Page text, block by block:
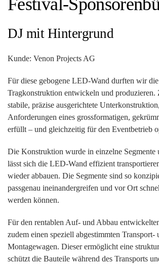
Festival-
DJ mit Hintergrund
Kunde: Venon Projects AG
Für diese gebogene LED-Wand durften wir
Tragkonstruktion entwickeln und produzieren.
stabile, präzise ausgerichtete
Anforderungen eines grossformatigen,
erfüllt – und gleichzeitig für den Eventbetrieb
Die Konstruktion wurde in einzelne Segmente
lässt sich die LED-Wand effizient
wieder abbauen. Die Segmente sind so
passgenau ineinandergreifen und vor Ort
werden können.
Für den rentablen Auf- und Abbau
zudem einen speziell abgestimmten Transport-
Montagewagen. Dieser ermöglicht eine
schützt die Bauteile während des Transports